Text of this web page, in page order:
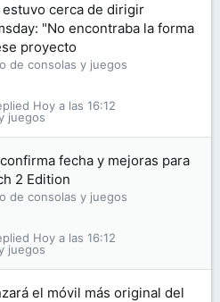
cerca de dirigir
"No encontraba la forma
proyecto
de consolas y juegos
juegos
Hoy a las 16:12
fecha y mejoras para
2 Edition
de consolas y juegos
juegos
Hoy a las 16:12
el móvil más original del